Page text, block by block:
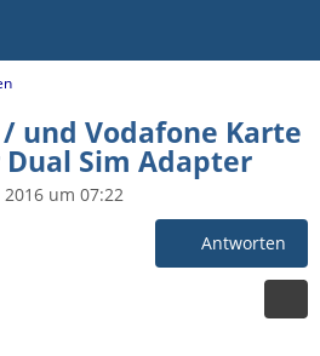
und Vodafone Karte
Sim Adapter
um 07:22
Antworten